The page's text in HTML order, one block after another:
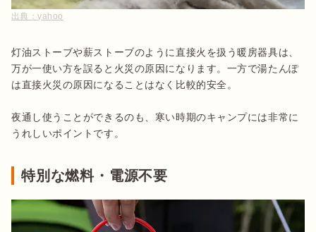
出典：yahoo
灯油ストーブや薪ストーブのように直接火を扱う暖房器具は、
万が一使い方を誤ると火災の原因になります。一方で湯たんぽ
は直接火災の原因になることはなく比較的安全。
夜通し使うことができるのも、寒い時期のキャンプには非常に
うれしいポイントです。
特別な燃料・電源不要